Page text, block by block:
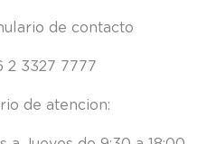
de contacto
2 3327 7777